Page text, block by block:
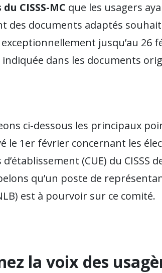
CISSS-MC que les usagers
des documents adaptés
jusqu’au 26
dans les documents
ci-dessous les principaux
le 1er février concernant les
(CUE) du CISSS
qu’un poste de
est à pourvoir sur ce comité.
la voix des